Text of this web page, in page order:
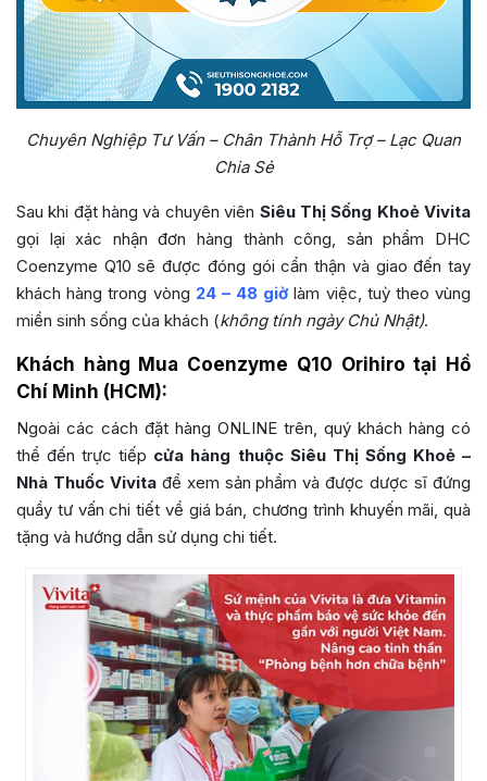
Chuyên Nghiệp Tư Vấn – Chân Thành Hỗ Trợ – Lạc Quan
Chia Sẻ
Sau khi đặt hàng và chuyên viên Siêu Thị Sống Khoẻ Vivita
gọi lại xác nhận đơn hàng thành công, sản phẩm DHC
Coenzyme Q10 sẽ được đóng gói cẩn thận và giao đến tay
khách hàng trong vòng 24 – 48 giờ làm việc, tuỳ theo vùng
miền sinh sống của khách (không tính ngày Chủ Nhật).
Khách hàng Mua Coenzyme Q10 Orihiro tại Hồ
Chí Minh (HCM):
Ngoài các cách đặt hàng ONLINE trên, quý khách hàng có
thể đến trực tiếp cửa hàng thuộc Siêu Thị Sống Khoẻ –
Nhà Thuốc Vivitađể xem sản phẩm và được dược sĩ đứng
quầy tư vấn chi tiết về giá bán, chương trình khuyến mãi, quà
tặng và hướng dẫn sử dụng chi tiết.